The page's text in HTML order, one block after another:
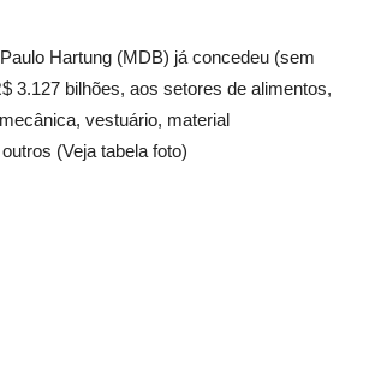
Hartung (MDB) já concedeu (sem
3.127 bilhões, aos setores de alimentos,
vestuário, material
(Veja tabela foto)